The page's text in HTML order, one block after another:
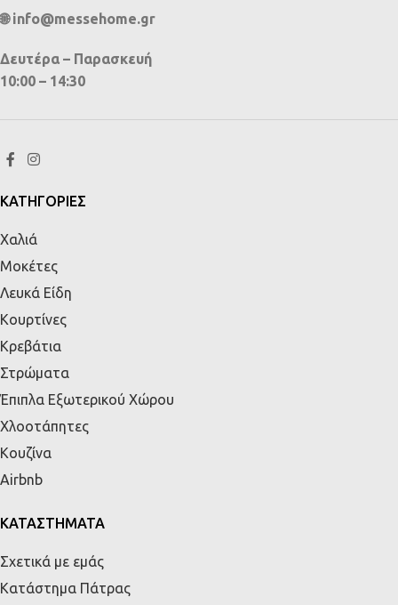
🌐 info@messehome.gr
Δευτέρα – Παρασκευή
10:00 – 14:30
ΚΑΤΗΓΟΡΙΕΣ
Χαλιά
Μοκέτες
Λευκά Είδη
Κουρτίνες
Κρεβάτια
Στρώματα
Έπιπλα Εξωτερικού Χώρου
Χλοοτάπητες
Κουζίνα
Airbnb
ΚΑΤΑΣΤΗΜΑΤΑ
Σχετικά με εμάς
Κατάστημα Πάτρας